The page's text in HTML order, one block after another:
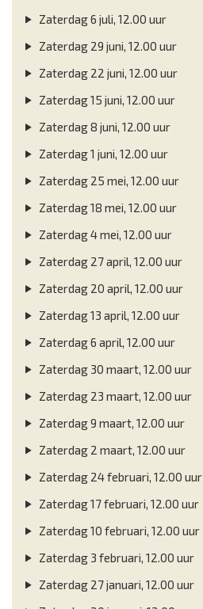
Zaterdag 6 juli, 12.00 uur
Zaterdag 29 juni, 12.00 uur
Zaterdag 22 juni, 12.00 uur
Zaterdag 15 juni, 12.00 uur
Zaterdag 8 juni, 12.00 uur
Zaterdag 1 juni, 12.00 uur
Zaterdag 25 mei, 12.00 uur
Zaterdag 18 mei, 12.00 uur
Zaterdag 4 mei, 12.00 uur
Zaterdag 27 april, 12.00 uur
Zaterdag 20 april, 12.00 uur
Zaterdag 13 april, 12.00 uur
Zaterdag 6 april, 12.00 uur
Zaterdag 30 maart, 12.00 uur
Zaterdag 23 maart, 12.00 uur
Zaterdag 9 maart, 12.00 uur
Zaterdag 2 maart, 12.00 uur
Zaterdag 24 februari, 12.00 uur
Zaterdag 17 februari, 12.00 uur
Zaterdag 10 februari, 12.00 uur
Zaterdag 3 februari, 12.00 uur
Zaterdag 27 januari, 12.00 uur